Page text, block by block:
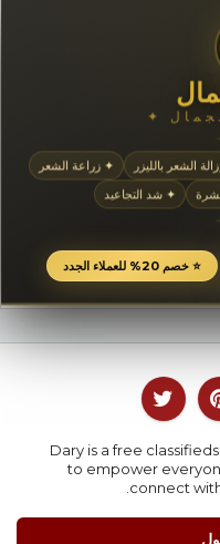
✦
الشعر بالليزر
✦ زراعة الشعر
✦ شد التجاعيد
⭐ خصم 20% للعملاء الجدد
Dary is a free
to empower
connect